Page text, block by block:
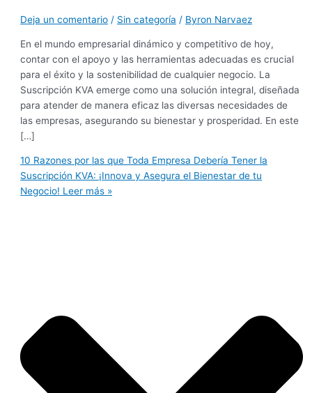
Deja un comentario / Sin categoría / Byron Narvaez
En el mundo empresarial dinámico y competitivo de hoy,
contar con el apoyo y las herramientas adecuadas es crucial
para el éxito y la sostenibilidad de cualquier negocio. La
Suscripción KVA emerge como una solución integral, diseñada
para atender de manera eficaz las diversas necesidades de
las empresas, asegurando su bienestar y prosperidad. En este
[…]
10 Razones por las que Toda Empresa Debería Tener la
Suscripción KVA: ¡Innova y Asegura el Bienestar de tu
Negocio! Leer más »